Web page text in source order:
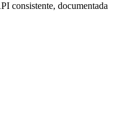
consistente, documentada